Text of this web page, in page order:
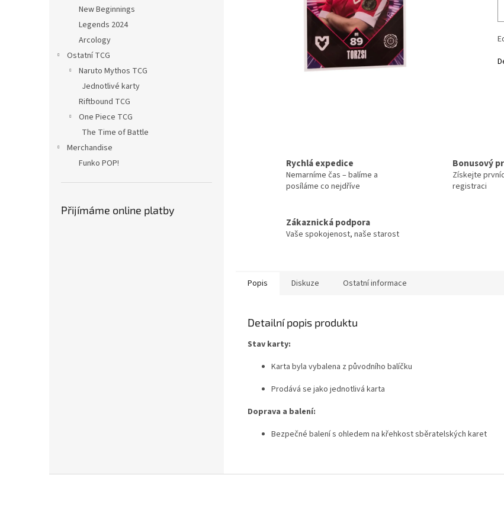
New Beginnings
Legends 2024
Arcology
Ostatní TCG
Naruto Mythos TCG
Jednotlivé karty
Riftbound TCG
One Piece TCG
The Time of Battle
Merchandise
Funko POP!
Přijímáme online platby
Rychlá expedice
Nemarníme čas – balíme a
posíláme co nejdříve
Bonusový
Získejte
registraci
Zákaznická podpora
Vaše spokojenost, naše starost
Popis Diskuze Ostatní informace
Detailní popis produktu
Stav karty:
Karta byla vybalena z původního balíčku
Prodává se jako jednotlivá karta
Doprava a balení:
Bezpečné balení s ohledem na křehkost sběratelských karet